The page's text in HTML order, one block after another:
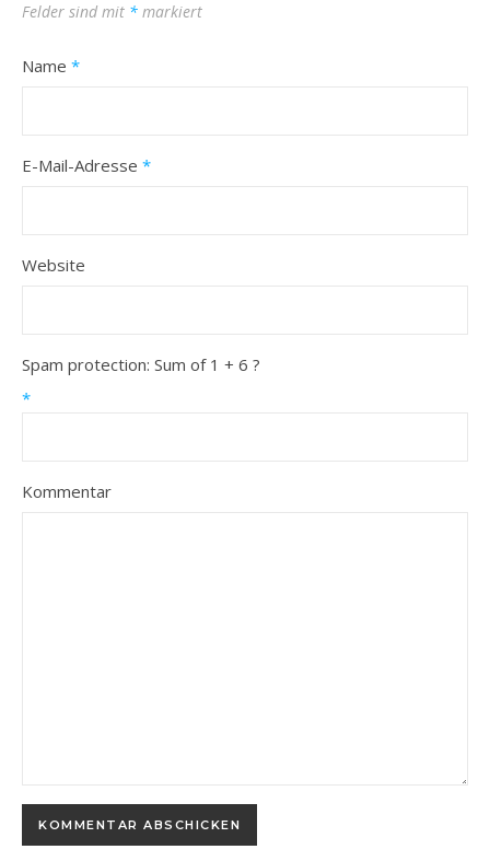
Felder sind mit * markiert
Name *
E-Mail-Adresse *
Website
Spam protection: Sum of 1 + 6 ?
*
Kommentar